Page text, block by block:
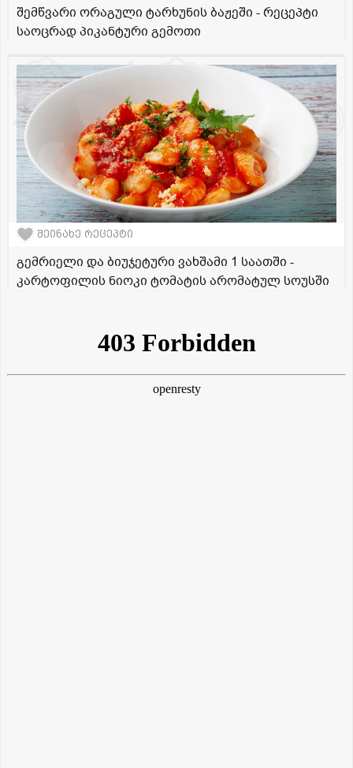
შემწვარი ორაგული ტარხუნის ბაჟეში - რეცეპტი
საოცრად პიკანტური გემოთი
შეინახე რეცეპტი
გემრიელი და ბიუჯეტური ვახშამი 1 საათში -
კარტოფილის ნიოკი ტომატის არომატულ სოუსში